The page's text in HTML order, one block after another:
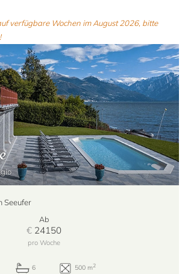
verfügbare Wochen im August 2026, bitte
Seeufer
Ab
€ 24150
pro Woche